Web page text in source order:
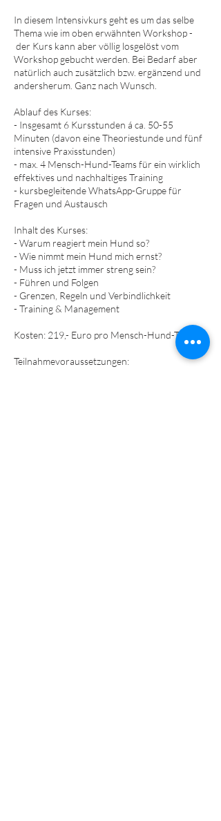
In diesem Intensivkurs geht es um das selbe
Thema wie im oben erwähnten Workshop -
der Kurs kann aber völlig losgelöst vom
Workshop gebucht werden. Bei Bedarf aber
natürlich auch zusätzlich bzw. ergänzend und
andersherum. Ganz nach Wunsch.
Ablauf des Kurses:
- Insgesamt 6 Kursstunden á ca. 50-55
Minuten (davon eine Theoriestunde und fünf
intensive Praxisstunden)
- max. 4 Mensch-Hund-Teams für ein wirklich
effektives und nachhaltiges Training
- kursbegleitende WhatsA​pp-Gruppe für
Fragen und Austausch
Inhalt des Kurses:
- Warum reagiert mein Hund so?
- Wie nimmt mein Hund mich ernst?
- Muss ich jetzt immer streng sein?
- Führen und Folgen
- Grenzen, Regeln und Verbindlichkeit
- Training & Management​​​
Kosten: 219,- Euro pro Mensch-Hund-Team
Teilnahmevoraussetzungen: